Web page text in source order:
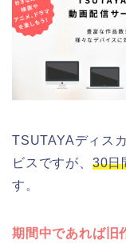
TSUTAYAディス
ビスですが、 30日
す。
期間中であれば旧